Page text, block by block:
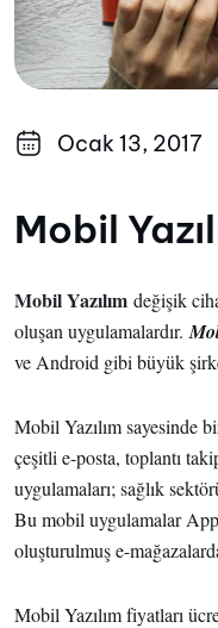
Ocak 13, 2017
Mobil
Mobil Yazılım değişik
oluşan uygulamalardır.
ve Android gibi büyük
Mobil Yazılım sayesinde
çeşitli e-posta, toplantı
uygulamaları; sağlık
Bu mobil uygulamalar
oluşturulmuş e-
Mobil Yazılım fiyatları